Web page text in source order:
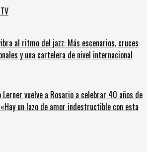
al ritmo del jazz: Más escenarios, cruces
y una cartelera de nivel internacional
Lerner vuelve a Rosario a celebrar 40 años de
un lazo de amor indestructible con esta